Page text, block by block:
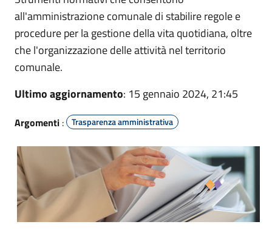
all'amministrazione comunale di stabilire regole e
procedure per la gestione della vita quotidiana, oltre
che l'organizzazione delle attività nel territorio
comunale.
Ultimo aggiornamento: 15 gennaio 2024, 21:45
Argomenti : Trasparenza amministrativa